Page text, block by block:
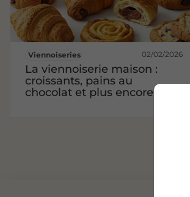
Viennoiseries 02/02/2026
La viennoiserie maison :
croissants, pains au
chocolat et plus encore